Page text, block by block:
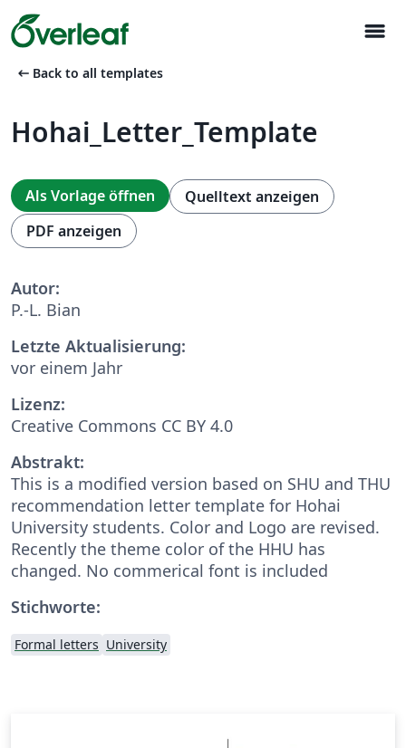
menu
arrow_left_alt Back to all templates
Hohai_Letter_Template
Als Vorlage öffnen
Quelltext anzeigen
PDF anzeigen
Autor:
P.-L. Bian
Letzte Aktualisierung:
vor einem Jahr
Lizenz:
Creative Commons CC BY 4.0
Abstrakt:
This is a modified version based on SHU and THU
recommendation letter template for Hohai
University students. Color and Logo are revised.
Recently the theme color of the HHU has
changed. No commerical font is included
Stichworte:
Formal letters University